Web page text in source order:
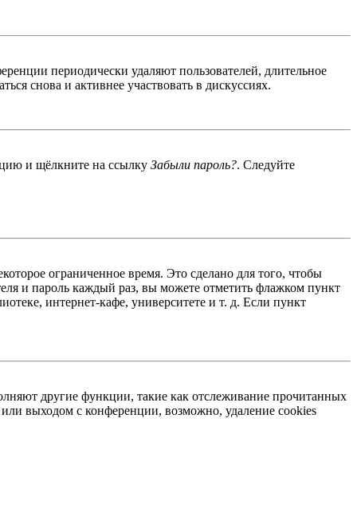
периодически удаляют пользователей, длительное
снова и активнее участвовать в дискуссиях.
и щёлкните на ссылку Забыли пароль?. Следуйте
ограниченное время. Это сделано для того, чтобы
и пароль каждый раз, вы можете отметить флажком пункт
интернет-кафе, университете и т. д. Если пункт
другие функции, такие как отслеживание прочитанных
выходом с конференции, возможно, удаление cookies